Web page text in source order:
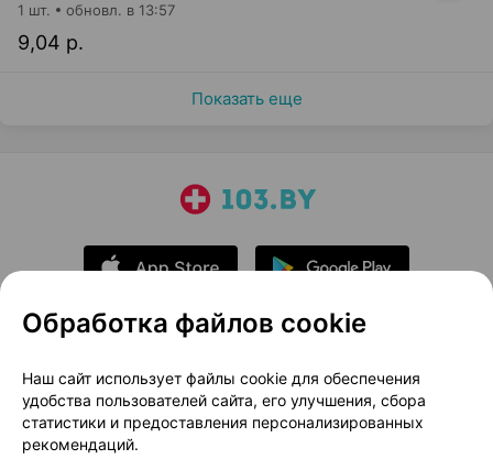
9,04 р.
1 шт. обновл. в 13:57
Показать еще
О проекте
Новости проекта
Размещение рекламы
Медицинский маркетинг
Публичный договор
Доставка
Обработка файлов cookie
Наш сайт использует файлы cookie для обеспечения
удобства пользователей сайта, его улучшения, сбора
статистики и предоставления персонализированных
рекомендаций.